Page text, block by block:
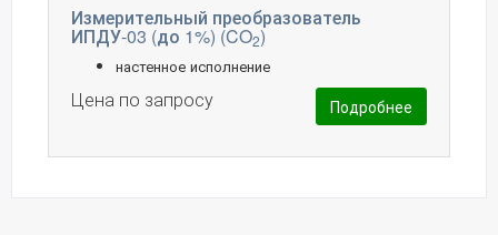
Измерительный преобразователь
ИПДУ-03 (до 1%) (CO2)
настенное исполнение
Цена по запросу Подробнее